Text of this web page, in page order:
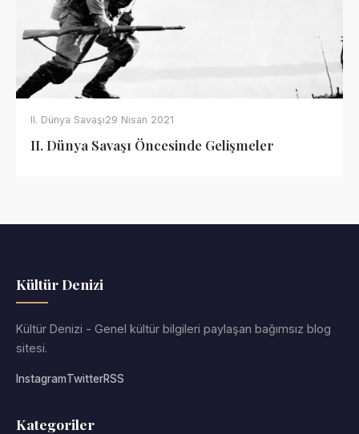
II. Dünya Savaşı29 Nisan 2021
II. Dünya Savaşı Öncesinde Gelişmeler
Kültür Denizi
Kültür Denizi - Genel kültür bilgileri paylaşan bağımsız blog
sitesi.
InstagramTwitterRSS
Kategoriler